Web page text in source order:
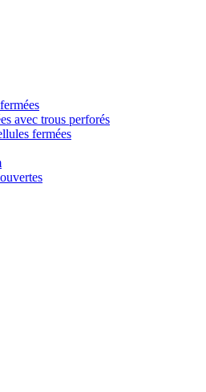
avec trous perforés
fermées